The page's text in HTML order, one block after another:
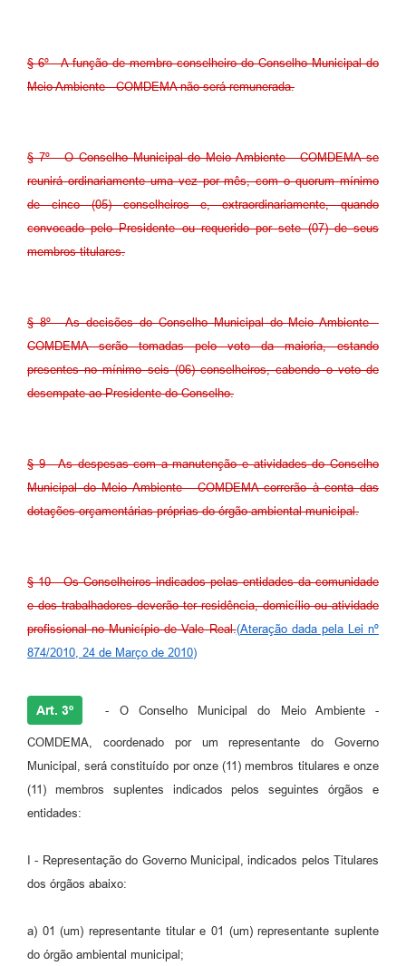
§ 6º - A função de membro conselheiro do Conselho Municipal do
Meio Ambiente - COMDEMA não será remunerada.
§ 7º - O Conselho Municipal do Meio Ambiente - COMDEMA se
reunirá ordinariamente uma vez por mês, com o quorum mínimo
de cinco (05) conselheiros e, extraordinariamente, quando
convocado pelo Presidente ou requerido por sete (07) de seus
membros titulares.
§ 8º - As decisões do Conselho Municipal do Meio Ambiente -
COMDEMA serão tomadas pelo voto da maioria, estando
presentes no mínimo seis (06) conselheiros, cabendo o voto de
desempate ao Presidente do Conselho.
§ 9 - As despesas com a manutenção e atividades do Conselho
Municipal do Meio Ambiente - COMDEMA correrão à conta das
dotações orçamentárias próprias do órgão ambiental municipal.
§ 10 - Os Conselheiros indicados pelas entidades da comunidade
e dos trabalhadores deverão ter residência, domicílio ou atividade
profissional no Município de Vale Real.(Ateração dada pela Lei nº
874/2010, 24 de Março de 2010)
Art. 3º - O Conselho Municipal do Meio Ambiente -
COMDEMA, coordenado por um representante do Governo
Municipal, será constituído por onze (11) membros titulares e onze
(11) membros suplentes indicados pelos seguintes órgãos e
entidades:
I - Representação do Governo Municipal, indicados pelos Titulares
dos órgãos abaixo:
a) 01 (um) representante titular e 01 (um) representante suplente
do órgão ambiental municipal;